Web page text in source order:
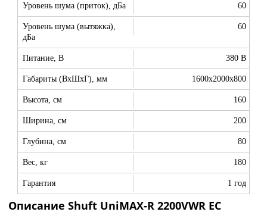
Уровень шума (приток), дБа 60
Уровень шума (вытяжка),
дБа
60
Питание, В 380 В
Габариты (ВхШхГ), мм 1600x2000x800
Высота, см 160
Ширина, см 200
Глубина, см 80
Вес, кг 180
Гарантия 1 год
Описание Shuft UniMAX-R 2200VWR EC